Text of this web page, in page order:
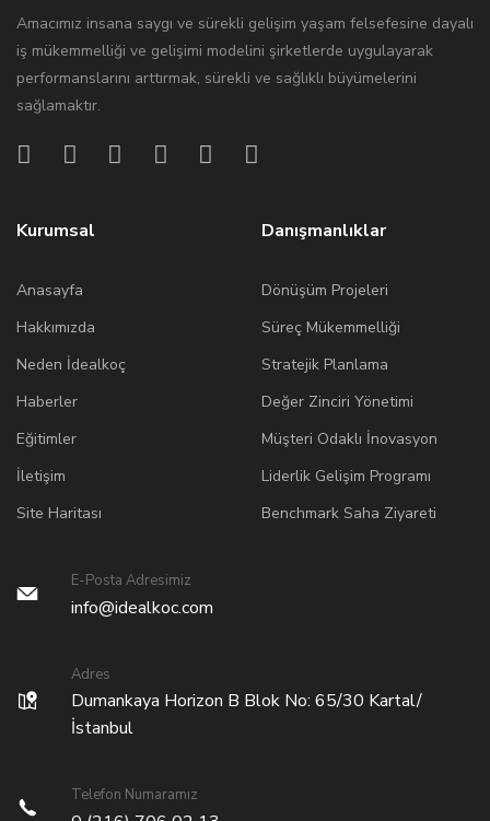
Amacımız insana saygı ve sürekli gelişim yaşam felsefesine dayalı
iş mükemmelliği ve gelişimi modelini şirketlerde uygulayarak
performanslarını arttırmak, sürekli ve sağlıklı büyümelerini
sağlamaktır.
Kurumsal
Anasayfa
Hakkımızda
Neden İdealkoç
Haberler
Eğitimler
İletişim
Site Haritası
Danışmanlıklar
Dönüşüm Projeleri
Süreç Mükemmelliği
Stratejik Planlama
Değer Zinciri Yönetimi
Müşteri Odaklı İnovasyon
Liderlik Gelişim Programı
Benchmark Saha Ziyareti
E-Posta Adresimiz
info@idealkoc.com
Adres
Dumankaya Horizon B Blok No: 65/30 Kartal/
İstanbul
Telefon Numaramız